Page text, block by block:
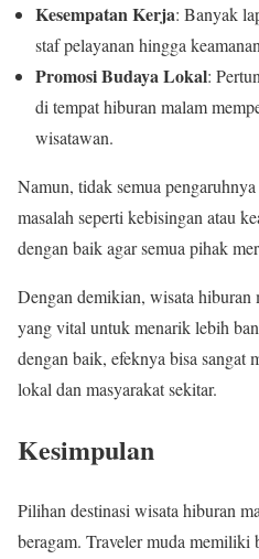
Kesempatan Kerja: Banyak
staf pelayanan hingga
Promosi Budaya Lokal:
di tempat hiburan malam
wisatawan.
Namun, tidak semua
masalah seperti kebisingan atau
dengan baik agar semua pihak
Dengan demikian, wisata
yang vital untuk menarik lebih
dengan baik, efeknya bisa sangat
lokal dan masyarakat sekitar.
Kesimpulan
Pilihan destinasi wisata hiburan
beragam. Traveler muda memiliki